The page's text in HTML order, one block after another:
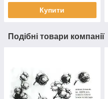
Купити
Подібні товари компанії